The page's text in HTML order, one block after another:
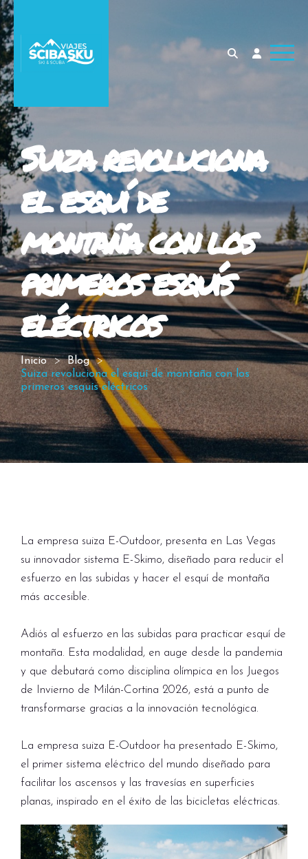
Suiza revoluciona
el esquí de
montaña con los
primeros esquís
eléctricos
Inicio
Blog
Suiza revoluciona el esquí de montaña con los
primeros esquís eléctricos
La empresa suiza E-Outdoor, presenta en Las Vegas
su innovador sistema E-Skimo, diseñado para reducir el
esfuerzo en las subidas y hacer el esquí de montaña
más accesible.
Adiós al esfuerzo en las subidas para practicar esquí de
montaña. Esta modalidad, en auge desde la pandemia
y que debutará como disciplina olímpica en los Juegos
de Invierno de Milán-Cortina 2026, está a punto de
transformarse gracias a la innovación tecnológica.
La empresa suiza E-Outdoor ha presentado E-Skimo,
el primer sistema eléctrico del mundo diseñado para
facilitar los ascensos y las travesías en superficies
planas, inspirado en el éxito de las bicicletas eléctricas.